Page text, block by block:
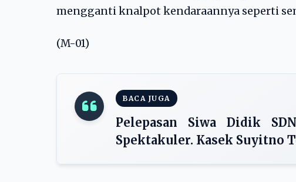
mengganti knalpot kendaraannya seperti
(M-01)
BACA JUGA
Pelepasan Siwa Didik
Spektakuler. Kasek Suyitno